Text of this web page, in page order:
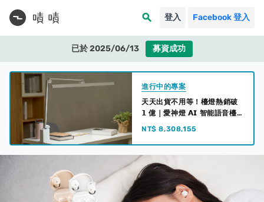
search 登入 Facebook 登入
已於 2025/06/13 募資成功
進行中的專案
天天出貨不用等！檯燈熱銷破
𝟭 億｜愛神燈 𝗔𝗜 智能語音檯
燈 ‧ 全台熱銷 𝙉𝙤.𝟭
NT$ 8,308,155